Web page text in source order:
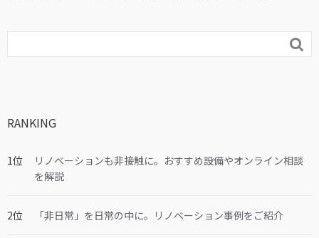

RANKING
リノベーションも非接触に。おすすめ設備やオンライン相談
を解説
「非日常」を日常の中に。リノベーション事例をご紹介